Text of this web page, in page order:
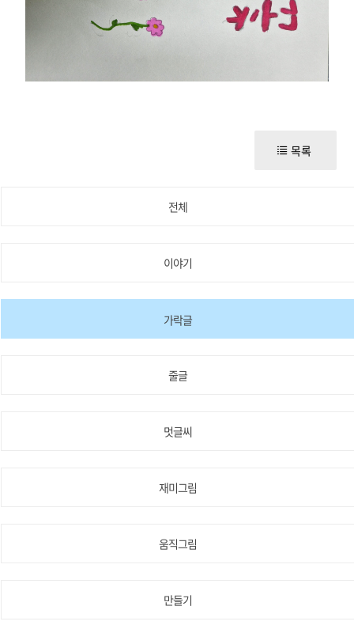
목록
전체
이야기
가락글
줄글
멋글씨
재미그림
움직그림
만들기